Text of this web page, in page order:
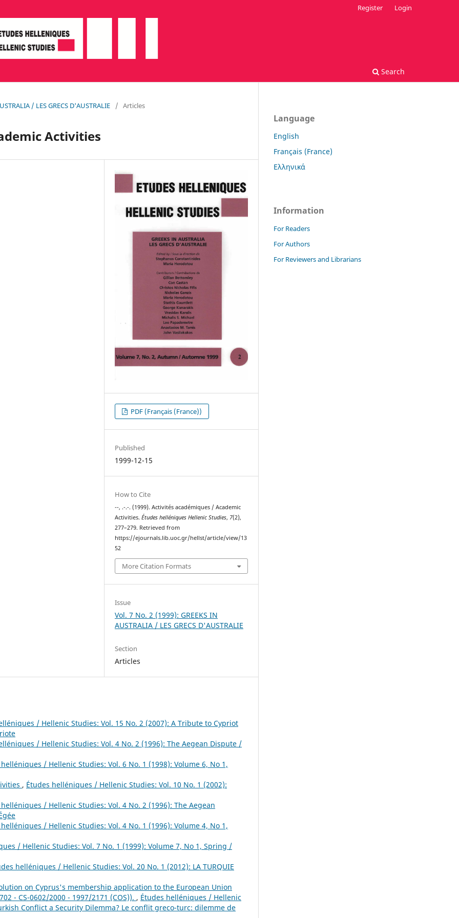
Search
Register Login
/ LES GRECS D'AUSTRALIE / Articles
Activities
PDF (Français (France))
Published
1999-12-15
How to Cite
--, .-.-. (1999). Activités académiques / Academic
Activities.Études helléniques Hellenic Studies, 7(2),
277–279. Retrieved from
https://ejournals.lib.uoc.gr/hellst/article/view/13
52
More Citation Formats
Issue
Vol. 7 No. 2 (1999): GREEKS IN
AUSTRALIA / LES GRECS D'AUSTRALIE
Section
Articles
/ Hellenic Studies: Vol. 15 No. 2 (2007): A Tribute to Cypriot
/ Hellenic Studies: Vol. 4 No. 2 (1996): The Aegean Dispute /
/ Hellenic Studies: Vol. 6 No. 1 (1998): Volume 6, No 1,
, Études helléniques / Hellenic Studies: Vol. 10 No. 1 (2002):
/ Hellenic Studies: Vol. 4 No. 2 (1996): The Aegean
/ Hellenic Studies: Vol. 4 No. 1 (1996): Volume 4, No 1,
/ Hellenic Studies: Vol. 7 No. 1 (1999): Volume 7, No 1, Spring /
helléniques / Hellenic Studies: Vol. 20 No. 1 (2012): LA TURQUIE
on Cyprus's membership application to the European Union
- CS-0602/2000 - 1997/2171 (COS)). , Études helléniques / Hellenic
Conflict a Security Dilemma? Le conflit greco-turc: dilemme de
Language
English
Français (France)
Ελληνικά
Information
For Readers
For Authors
For Reviewers and Librarians